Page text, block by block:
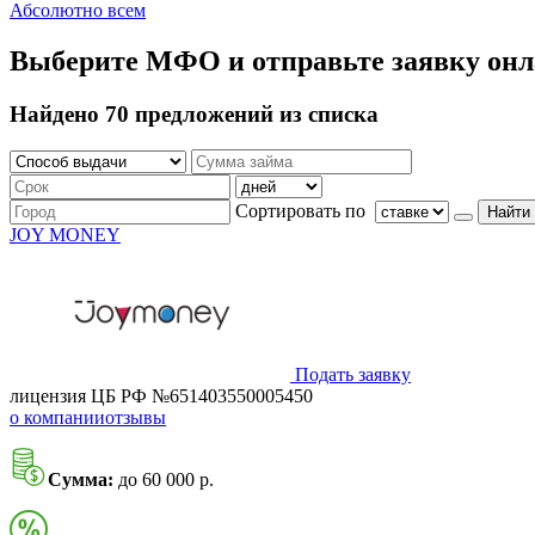
Абсолютно всем
Выберите МФО и отправьте заявку
Найдено 70 предложений из списка
Сортировать по Найти
JOY MONEY
Подать заявку
лицензия ЦБ РФ №651403550005450
о компанииотзывы
Сумма: до 60 000 р.